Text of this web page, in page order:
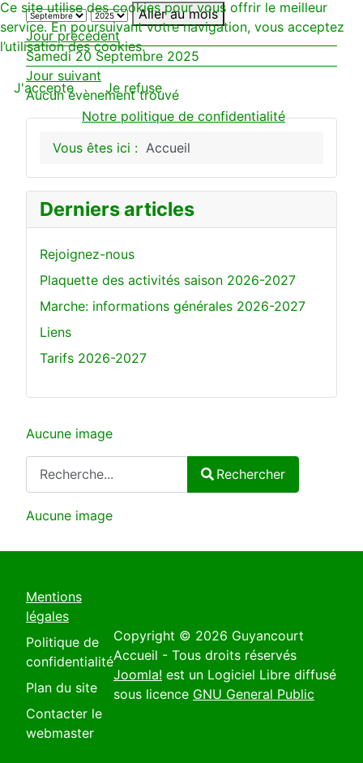
Aucune image
Rechercher
Aucune image
Aller au mois
Jour précédent
Samedi 20 Septembre 2025
Jour suivant
Aucun évènement trouvé
Vous êtes ici : Accueil
Derniers articles
Rejoignez-nous
Plaquette des activités saison 2026-2027
Marche: informations générales 2026-2027
Liens
Tarifs 2026-2027
Mentions
légales
Politique de
confidentialité
Plan du site
Contacter le
webmaster
Copyright © 2026 Guyancourt
Accueil - Tous droits réservés
Joomla! est un Logiciel Libre diffusé
sous licence GNU General Public
Ce site utilise des cookies pour vous offrir le meilleur
service. En poursuivant votre navigation, vous acceptez
l’utilisation des cookies.
J'accepte
Je refuse
Notre politique de confidentialité